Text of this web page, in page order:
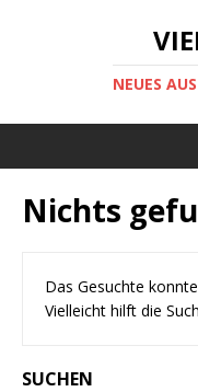
NEUES
Nichts
Das Gesuchte
Vielleicht hilft die
SUCHEN